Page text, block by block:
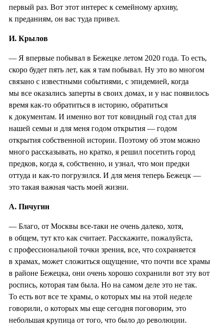
первый раз. Вот этот интерес к семейному архиву,
к преданиям, он вас туда привел.
И. Крылов
— Я впервые побывал в Бежецке летом 2020 года. То есть,
скоро будет пять лет, как я там побывал. Ну это во многом
связано с известными событиями, с эпидемией, когда
мы все оказались заперты в своих домах, и у нас появилось
время как-то обратиться в историю, обратиться
к документам. И именно вот тот ковидный год стал для
нашей семьи и для меня годом открытия — годом
открытия собственной истории. Поэтому об этом можно
много рассказывать, но кратко, я решил посетить город
предков, когда я, собственно, и узнал, что мои предки
оттуда и как-то погрузился. И для меня теперь Бежецк —
это такая важная часть моей жизни.
А. Пичугин
— Благо, от Москвы все-таки не очень далеко, хотя,
в общем, тут кто как считает. Расскажите, пожалуйста,
с профессиональной точки зрения, все, что сохраняется
в храмах, может сложиться ощущение, что почти все храмы
в районе Бежецка, они очень хорошо сохранили вот эту вот
роспись, которая там была. Но на самом деле это не так.
То есть вот все те храмы, о которых мы на этой неделе
говорили, о которых мы еще сегодня поговорим, это
небольшая крупица от того, что было до революции.